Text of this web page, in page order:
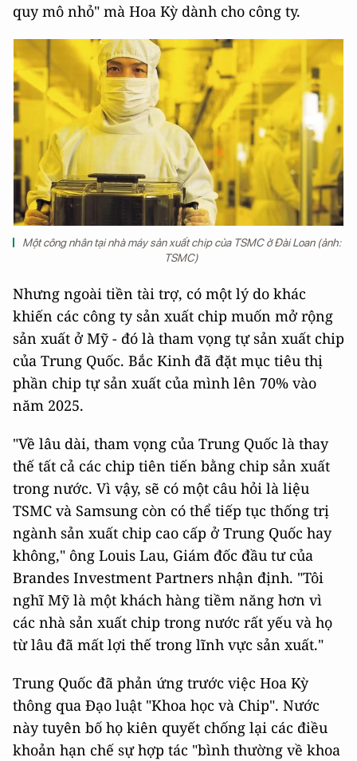
quy mô nhỏ" mà Hoa Kỳ dành cho công ty.
Một công nhân tại nhà máy sản xuất chip của TSMC ở Đài Loan (ảnh:
TSMC)
Nhưng ngoài tiền tài trợ, có một lý do khác
khiến các công ty sản xuất chip muốn mở rộng
sản xuất ở Mỹ - đó là tham vọng tự sản xuất chip
của Trung Quốc. Bắc Kinh đã đặt mục tiêu thị
phần chip tự sản xuất của mình lên 70% vào
năm 2025.
"Về lâu dài, tham vọng của Trung Quốc là thay
thế tất cả các chip tiên tiến bằng chip sản xuất
trong nước. Vì vậy, sẽ có một câu hỏi là liệu
TSMC và Samsung còn có thể tiếp tục thống trị
ngành sản xuất chip cao cấp ở Trung Quốc hay
không," ông Louis Lau, Giám đốc đầu tư của
Brandes Investment Partners nhận định. "Tôi
nghĩ Mỹ là một khách hàng tiềm năng hơn vì
các nhà sản xuất chip trong nước rất yếu và họ
từ lâu đã mất lợi thế trong lĩnh vực sản xuất."
Trung Quốc đã phản ứng trước việc Hoa Kỳ
thông qua Đạo luật "Khoa học và Chip". Nước
này tuyên bố họ kiên quyết chống lại các điều
khoản hạn chế sự hợp tác "bình thường về khoa